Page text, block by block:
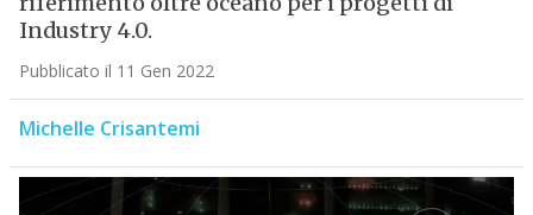
Industry 4.0.
Pubblicato il 11 Gen 2022
Michelle Crisantemi